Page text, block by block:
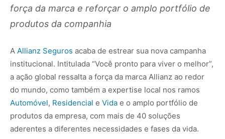
força da marca e reforçar o amplo portfólio de
produtos da companhia
A Allianz Seguros acaba de estrear sua nova campanha
institucional. Intitulada “Você pronto para viver o melhor”,
a ação global ressalta a força da marca Allianz ao redor
do mundo, como também a expertise local nos ramos
Automóvel, Residencial e Vida e o amplo portfólio de
produtos da empresa, com mais de 40 soluções
aderentes a diferentes necessidades e fases da vida.